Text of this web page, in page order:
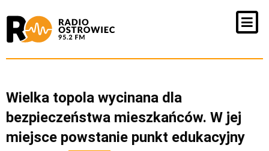
Wielka topola wycinana dla
bezpieczeństwa mieszkańców. W jej
miejsce powstanie punkt edukacyjny